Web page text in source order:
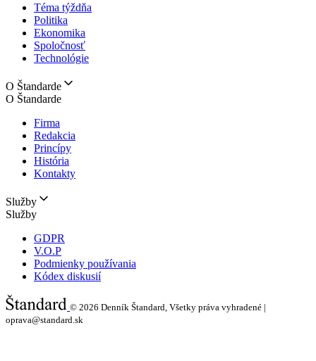
Téma týždňa
Politika
Ekonomika
Spoločnosť
Technológie
O Štandarde
O Štandarde
Firma
Redakcia
Princípy
História
Kontakty
Služby
Služby
GDPR
V.O.P
Podmienky používania
Kódex diskusií
© 2026 Denník Štandard, Všetky práva vyhradené |
oprava@standard.sk